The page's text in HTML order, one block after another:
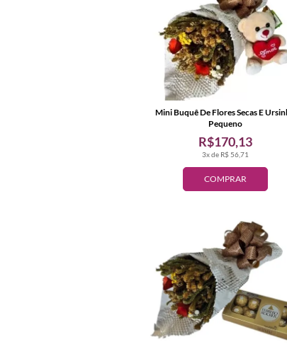
COMPRAR
3x de R$ 56,71
R$170,13
Mini Buquê De Flores Secas E
Pequeno